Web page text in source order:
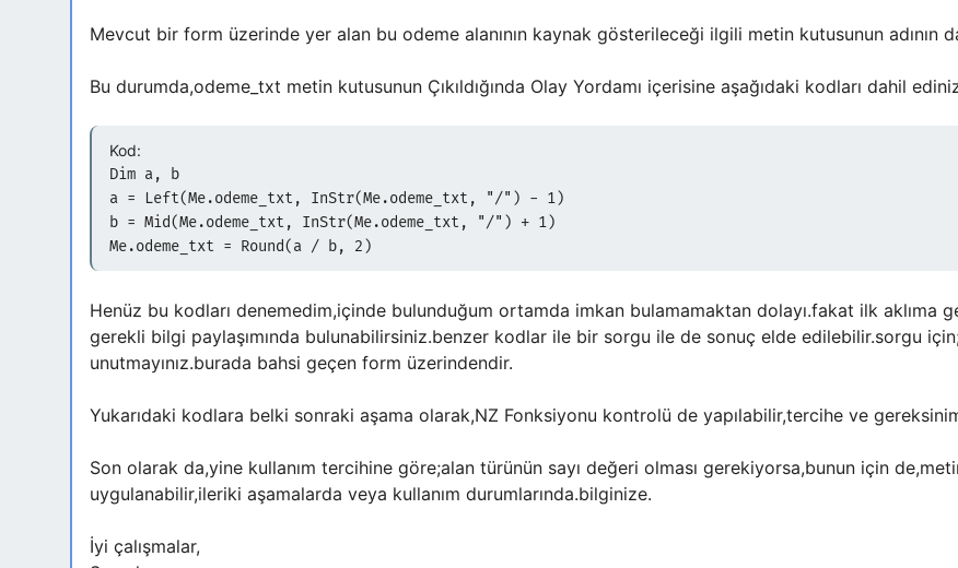
Mevcut bir form üzerinde yer alan bu odeme alanının kaynak gösterileceği ilgili metin kutusunun adının
Bu durumda,odeme_txt metin kutusunun Çıkıldığında Olay Yordamı içerisine aşağıdaki kodları dahil
Kod:
Dim a, b
a = Left(Me.odeme_txt, InStr(Me.odeme_txt, "/") - 1)
b = Mid(Me.odeme_txt, InStr(Me.odeme_txt, "/") + 1)
Me.odeme_txt = Round(a / b, 2)
Henüz bu kodları denemedim,içinde bulunduğum ortamda imkan bulamamaktan dolayı.fakat ilk aklıma
gerekli bilgi paylaşımında bulunabilirsiniz.benzer kodlar ile bir sorgu ile de sonuç elde edilebilir.sorgu
unutmayınız.burada bahsi geçen form üzerindendir.
Yukarıdaki kodlara belki sonraki aşama olarak,NZ Fonksiyonu kontrolü de yapılabilir,tercihe ve
Son olarak da,yine kullanım tercihine göre;alan türünün sayı değeri olması gerekiyorsa,bunun için
uygulanabilir,ileriki aşamalarda veya kullanım durumlarında.bilginize.
İyi çalışmalar,